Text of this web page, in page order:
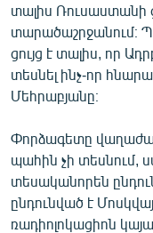
տալիս Ռուսաստանի
տարածաշրջանում։
ցույց է տալիս, որ
տեսնել ինչ-որ
Մեհրաբյանը։
Փորձագետը
պահին չի տեսնում,
տեսականորեն
ընդունված է
ռադիոլոկացիոն